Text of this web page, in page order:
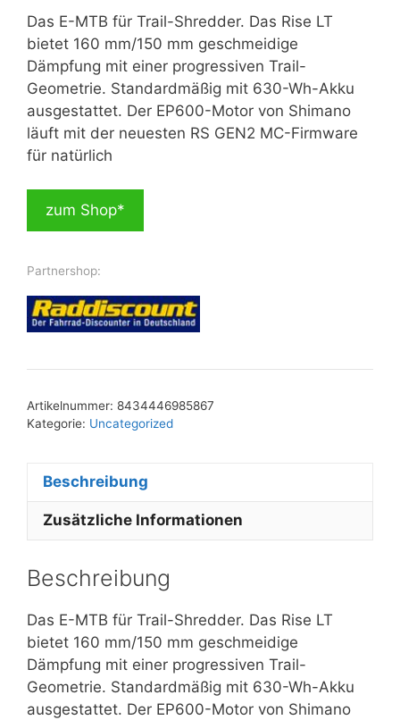
war:
5,299.00 €
ist:
3,999.00 €.
Das E-MTB für Trail-Shredder. Das Rise LT
bietet 160 mm/150 mm geschmeidige
Dämpfung mit einer progressiven Trail-
Geometrie. Standardmäßig mit 630-Wh-Akku
ausgestattet. Der EP600-Motor von Shimano
läuft mit der neuesten RS GEN2 MC-Firmware
für natürlich
zum Shop*
Partnershop:
Artikelnummer: 8434446985867
Kategorie: Uncategorized
Beschreibung
Zusätzliche Informationen
Beschreibung
Das E-MTB für Trail-Shredder. Das Rise LT
bietet 160 mm/150 mm geschmeidige
Dämpfung mit einer progressiven Trail-
Geometrie. Standardmäßig mit 630-Wh-Akku
ausgestattet. Der EP600-Motor von Shimano